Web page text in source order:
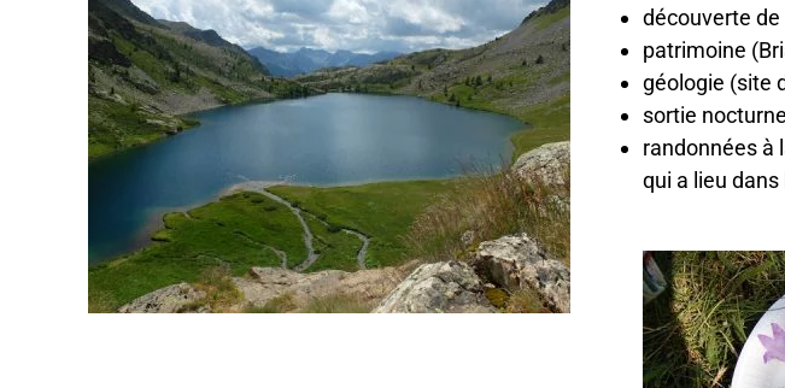
découverte
patrimoine
géologie (site
sortie
randonnées à
qui a lieu